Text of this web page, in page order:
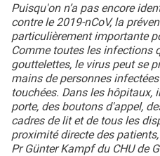
Puisqu'on n’a pas encore
contre le 2019-nCoV, la
particulièrement importante
Comme toutes les infections
gouttelettes, le virus peut se
mains de personnes
touchées. Dans les hôpitaux,
porte, des boutons d'appel,
cadres de lit et de tous les
proximité directe des
Pr Günter Kampf du CHU de